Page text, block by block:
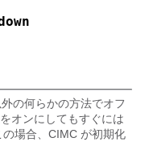
の何らかの方法でオフ
オンにしてもすぐには
場合、CIMC が初期化